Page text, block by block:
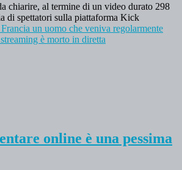
chiarire, al termine di un video durato 298
di spettatori sulla piattaforma Kick
un uomo che veniva regolarmente
è morto in diretta
online è una pessima